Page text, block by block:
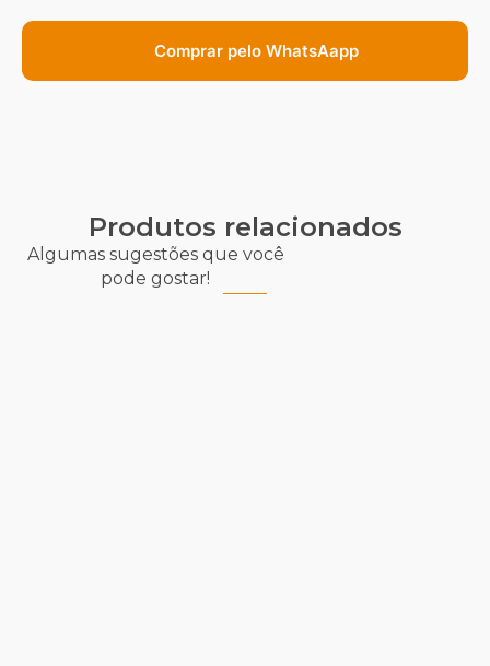
Comprar pelo WhatsAapp
Produtos relacionados
Algumas sugestões que você
pode gostar!